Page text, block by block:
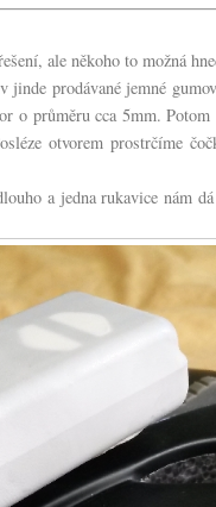
ale někoho to možná
prodávané jemné
o průměru cca 5mm.
otvorem prostrčíme
a jedna rukavice nám